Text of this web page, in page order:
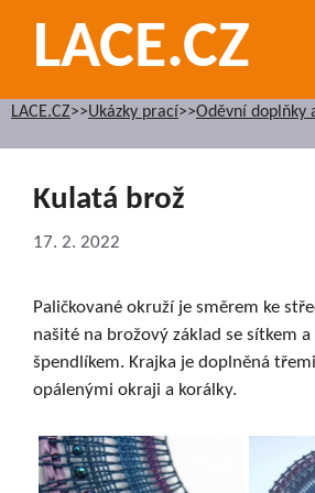
obsahLACE.CZ
LACE.CZ>>Ukázky prací>>Oděvní doplňky
Kulatá brož
17. 2. 2022
Paličkované okruží je směrem ke
našité na brožový základ se sítkem
špendlíkem. Krajka je doplněná
opálenými okraji a korálky.